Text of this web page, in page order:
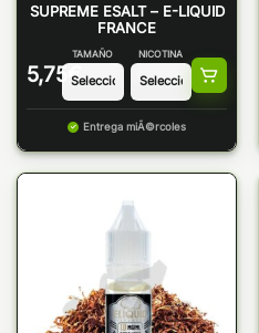
SUPREME ESALT – E-LIQUID
FRANCE
5,75 €
TAMAÑO NICOTINA
Entrega miÃ©rcoles